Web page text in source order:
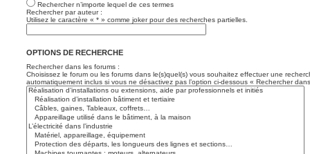
Rechercher n’importe lequel de ces termes
Rechercher par auteur :
Utilisez le caractère « * » comme joker pour des recherches partielles.
OPTIONS DE RECHERCHE
Rechercher dans les forums :
Choisissez le forum ou les forums dans le(s)quel(s) vous souhaitez effectuer une
automatiquement inclus si vous ne désactivez pas l’option ci-dessous « Rechercher